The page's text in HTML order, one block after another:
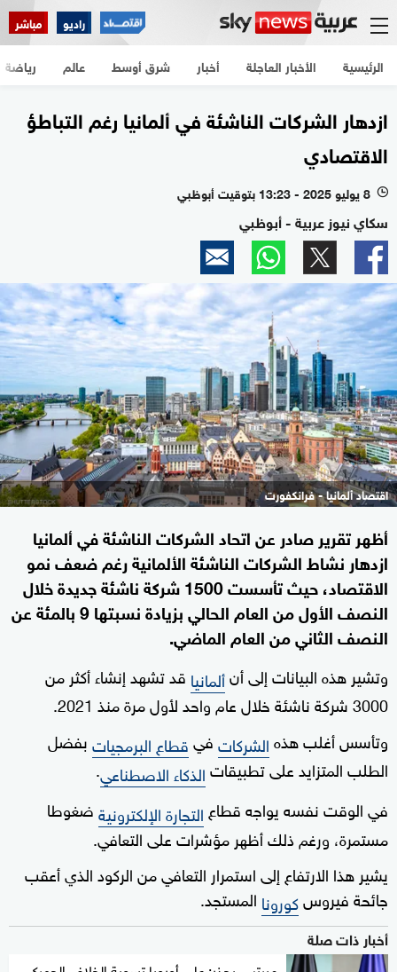
راديو مباشر
الرئيسية الأخبار العاجلة أخبار شرق أوسط عالم رياضة
ازدهار الشركات الناشئة في ألمانيا رغم التباطؤ
الاقتصادي
l 8 يوليو 2025 - 13:23 بتوقيت أبوظبي
سكاي نيوز عربية - أبوظبي
اقتصاد ألمانيا - فرانكفورت
أظهر تقرير صادر عن اتحاد الشركات الناشئة في ألمانيا
ازدهار نشاط الشركات الناشئة الألمانية رغم ضعف نمو
الاقتصاد، حيث تأسست 1500 شركة ناشئة جديدة خلال
النصف الأول من العام الحالي بزيادة نسبتها 9 بالمئة عن
النصف الثاني من العام الماضي.
وتشير هذه البيانات إلى أنألمانيا قد تشهد إنشاء أكثر من
3000 شركة ناشئة خلال عام واحد لأول مرة منذ 2021.
وتأسس أغلب هذهالشركاتفيقطاع البرمجياتبفضل
الطلب المتزايد على تطبيقاتالذكاء الاصطناعي.
في الوقت نفسه يواجه قطاع التجارة الإلكترونيةضغوطا
مستمرة، ورغم ذلك أظهر مؤشرات على التعافي.
يشير هذا الارتفاع إلى استمرار التعافي من الركود الذي أعقب
جائحة فيروسكورونا المستجد.
أخبار ذات صلة